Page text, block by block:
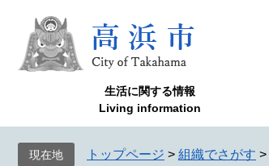
で
ば
生活に関する情報
Living information
現在地 トップページ > 組織でさがす >